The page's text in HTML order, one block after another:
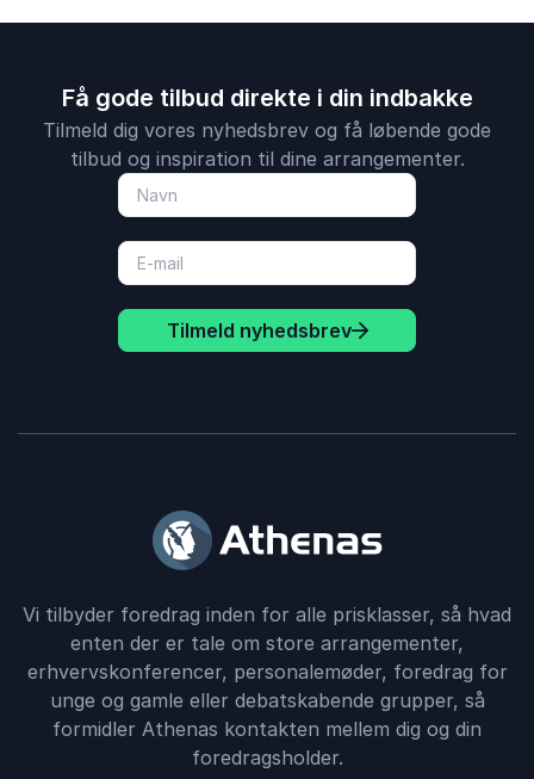
Få gode tilbud direkte i din indbakke
Tilmeld dig vores nyhedsbrev og få løbende gode
tilbud og inspiration til dine arrangementer.
Tilmeld nyhedsbrev
Vi tilbyder foredrag inden for alle prisklasser, så hvad
enten der er tale om store arrangementer,
erhvervskonferencer, personalemøder, foredrag for
unge og gamle eller debatskabende grupper, så
formidler Athenas kontakten mellem dig og din
foredragsholder.